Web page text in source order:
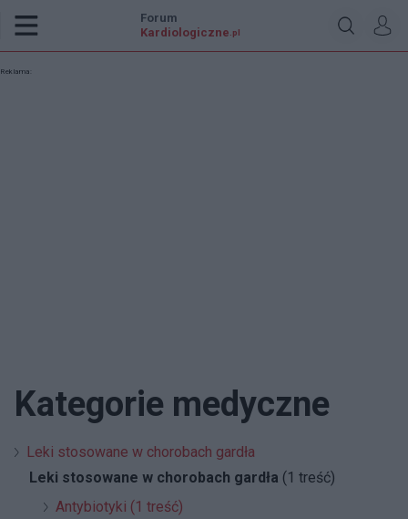
Forum
Kardiologiczne .pl
Reklama:
Kategorie medyczne
Leki stosowane w chorobach gardła
Leki stosowane w chorobach gardła (1 treść)
Antybiotyki (1 treść)